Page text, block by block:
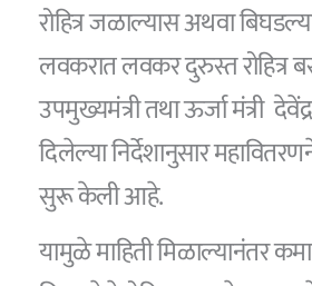
रोहित्र जळाल्यास अथवा
लवकरात लवकर दुरुस्त रोहित्र
उपमुख्यमंत्री तथा ऊर्जा मंत्री
दिलेल्या निर्देशानुसार
सुरू केली आहे.
यामुळे माहिती मिळाल्यानंतर